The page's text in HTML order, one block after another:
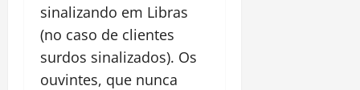
sinalizando em Libras
(no caso de clientes
surdos sinalizados). Os
ouvintes, que nunca